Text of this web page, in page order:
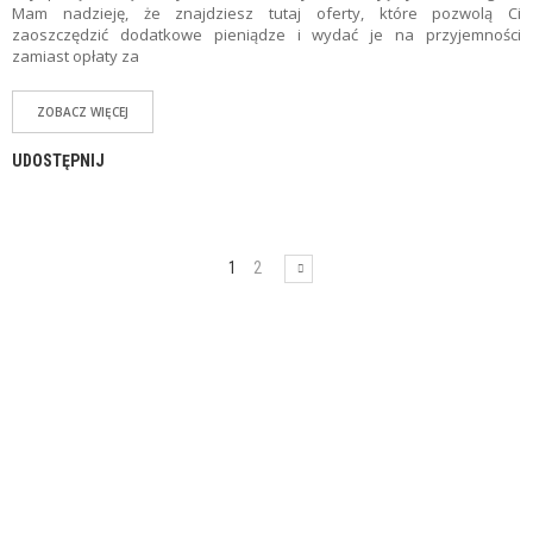
Mam nadzieję, że znajdziesz tutaj oferty, które pozwolą Ci
zaoszczędzić dodatkowe pieniądze i wydać je na przyjemności
zamiast opłaty za
ZOBACZ WIĘCEJ
UDOSTĘPNIJ
1 2